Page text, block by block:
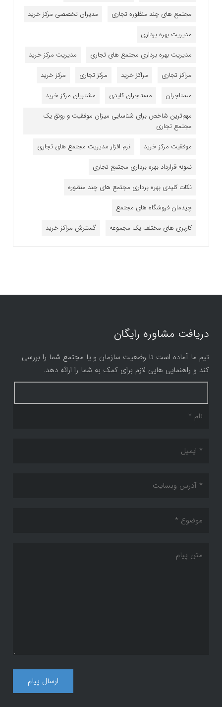
مجتمع های چند منظوره تجاری
مدیران تخصصی مرکز خرید
مدیریت بهره برداری
مدیریت بهره برداری مجتمع های تجاری
مدیریت مرکز خرید
مراکز تجاری
مراکز خرید مرکز تجاری
مرکز خرید
مستاجران
مستاجران کلیدی
مشتریان مرکز خرید
مهم‌ترین شاخص برای شناسایی میزان موفقیت و رونق یک
مجتمع تجاری
موفقیت مرکز خرید
نرم افزار مدیریت مجتمع های تجاری
نمونه قرارداد بهره برداری مجتمع تجاری
نکات کلیدی بهره برداری مجتمع های چند منظوره
چیدمان فروشگاه های مجتمع
کاربری های مختلف یک مجموعه
گسترش مراکز خرید
دریافت مشاوره رایگان
تیم ما آماده است تا وضعیت سازمان و یا مجتمع شما را بررسی
کند و راهنمایی هایی لازم برای کمک به شما را ارائه دهد.